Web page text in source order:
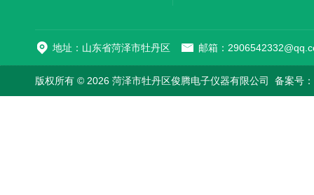
地址：山东省菏泽市牡丹区 邮箱：
版权所有 © 2026 菏泽市牡丹区俊腾电子仪器有限公司 备案号